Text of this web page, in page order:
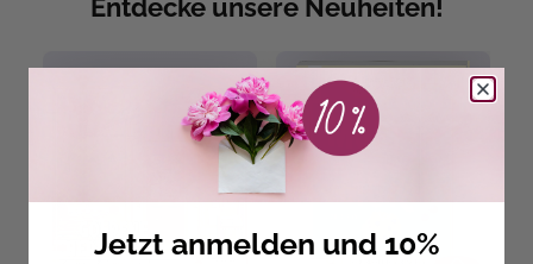
Entdecke unsere Neuheiten!
Jetzt anmelden und 10%